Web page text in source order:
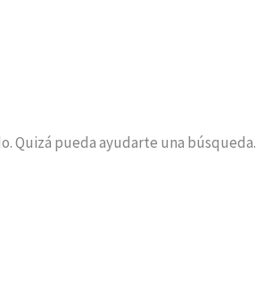
Quizá pueda ayudarte una búsqueda.